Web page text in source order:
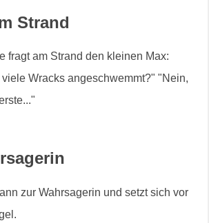
Strand
fragt am Strand den kleinen Max:
Wracks angeschwemmt?" "Nein,
zur Wahrsagerin und setzt sich vor